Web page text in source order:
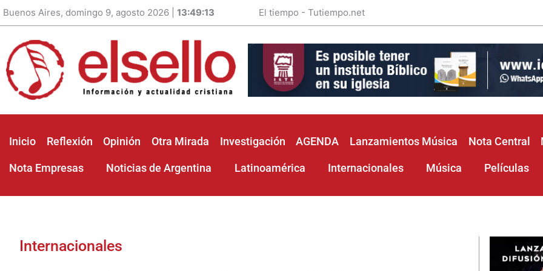
Buenos Aires, domingo 9, agosto 2026 | 13:49:14 El tiempo - Tutiempo.net
Inicio Reflexión Opinión Otra Mirada Investigación AGENDA Lanzamientos Música Nota Central
Nota Empresas Noticias de Argentina Latinoamérica Internacionales Música Películas
Internacionales